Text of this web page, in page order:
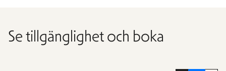
Se tillgänglighet och boka